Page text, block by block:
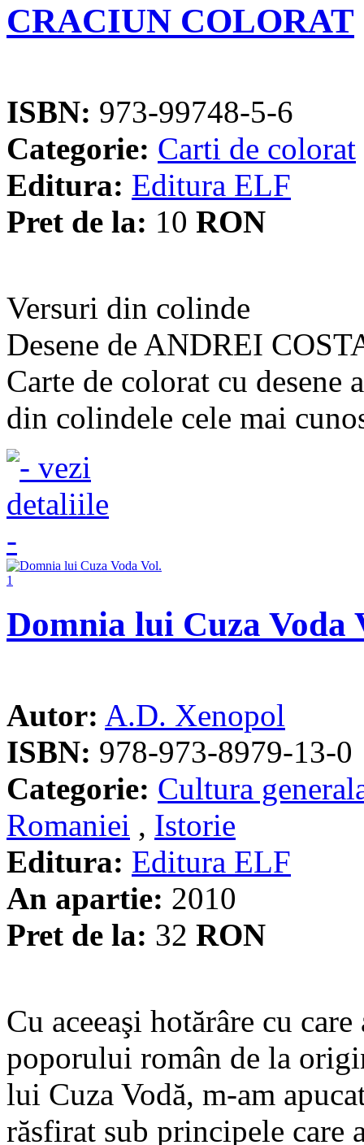
CRACIUN COLORAT
ISBN: 973-99748-5-6
Categorie: Carti de colorat
Editura: Editura ELF
Pret de la: 10 RON
Versuri din colinde
Desene de ANDREI
Carte de colorat cu
din colindele cele mai
Domnia lui Cuza Voda
Autor: A.D. Xenopol
ISBN: 978-973-8979-13-0
Categorie: Cultura
Romaniei , Istorie
Editura: Editura ELF
An apartie: 2010
Pret de la: 32 RON
Cu aceeaşi hotărâre cu
poporului român de la
lui Cuza Vodă, m-am
răsfirat sub principele care